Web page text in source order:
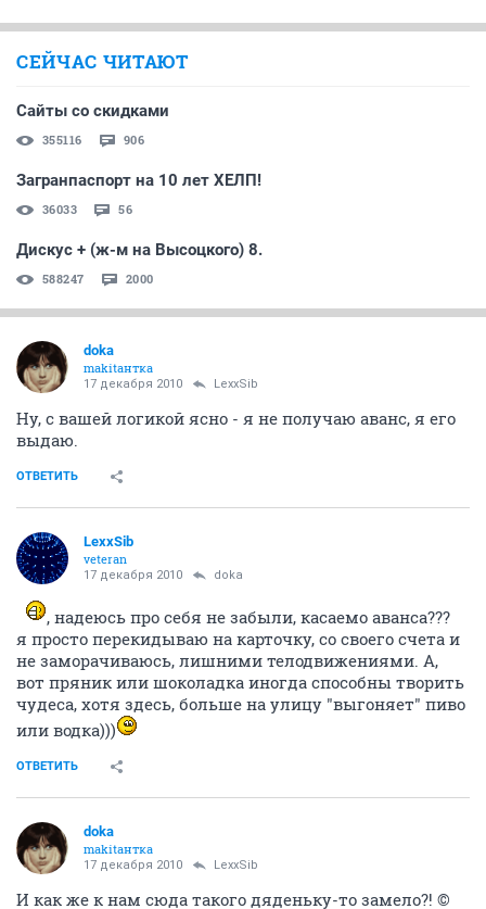
СЕЙЧАС ЧИТАЮТ
Сайты со скидками
355116 906
Загранпаспорт на 10 лет ХЕЛП!
36033 56
Дискус + (ж-м на Высоцкого) 8.
588247 2000
doka
makitaнтка
17 декабря 2010 LexxSib
Ну, с вашей логикой ясно - я не получаю аванс, я его
выдаю.
ОТВЕТИТЬ
LexxSib
veteran
17 декабря 2010 doka
, надеюсь про себя не забыли, касаемо аванса???
я просто перекидываю на карточку, со своего счета и
не заморачиваюсь, лишними телодвижениями. А,
вот пряник или шоколадка иногда способны творить
чудеса, хотя здесь, больше на улицу "выгоняет" пиво
или водка)))
ОТВЕТИТЬ
doka
makitaнтка
17 декабря 2010 LexxSib
И как же к нам сюда такого дяденьку-то замело?! ©